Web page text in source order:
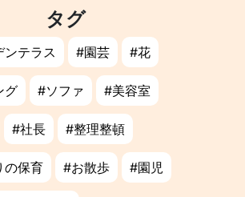
タグ
ンテラス 園芸 花
グ ソファ 美容室
社長 整理整頓
の保育 お散歩 園児